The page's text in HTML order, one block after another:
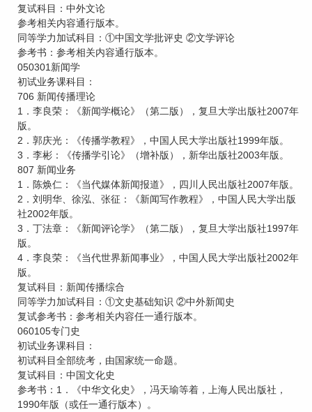
复试科目：中外文论
参考相关内容通行版本。
同等学力加试科目：①中国文学批评史 ②文学评论
参考书：参考相关内容通行版本。
050301新闻学
初试业务课科目：
706 新闻传播理论
1．李良荣：《新闻学概论》（第二版），复旦大学出版社2007年
版。
2．郭庆光：《传播学教程》，中国人民大学出版社1999年版。
3．李彬：《传播学引论》（增补版），新华出版社2003年版。
807 新闻业务
1．陈焕仁：《当代媒体新闻报道》，四川人民出版社2007年版。
2．刘明华、徐泓、张征：《新闻写作教程》，中国人民大学出版
社2002年版。
3．丁法章：《新闻评论学》（第二版），复旦大学出版社1997年
版。
4．李良荣：《当代世界新闻事业》，中国人民大学出版社2002年
版。
复试科目：新闻传播综合
同等学力加试科目：①文史基础知识 ②中外新闻史
复试参考书：参考相关内容任一通行版本。
060105专门史
初试业务课科目：
初试科目全部统考，由国家统一命题。
复试科目：中国文化史
参考书：1．《中华文化史》，冯天瑜等着，上海人民出版社，
1990年版（或任一通行版本）。